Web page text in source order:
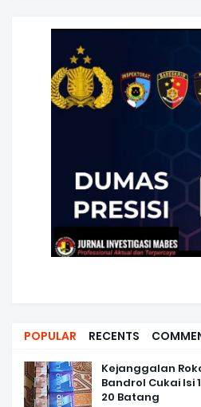
POPULAR RECENTS
Kejanggalan
Bandrol Cukai Isi
20 Batang